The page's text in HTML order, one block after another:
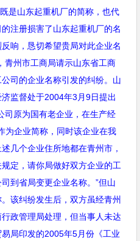
既是山东起重机厂的简称，也代
注册损害了山东起重机厂的名
响，恳切希望贵局对此企业名
，青州市工商局请示山东省工商
司的企业名称引发的纠纷。山
监督处于2004年3 月9日提出
司原为国有老企业，在生产经
为企业简称，同时该企业在我
几个企业住所地都在青州市，
定，请你局做好双方企业的工
到省局变更企业名称。”但山
该纠纷发生后，双方虽经青州
政管理局处理，但当事人未达
局印发的2005年5月份《工业